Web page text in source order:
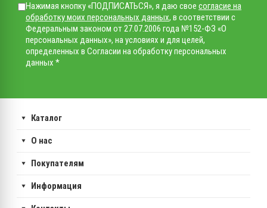
Нажимая кнопку «ПОДПИСАТЬСЯ», я даю свое согласие на
обработку моих персональных данных, в соответствии с
Федеральным законом от 27.07.2006 года №152-ФЗ «О
персональных данных», на условиях и для целей,
определенных в Согласии на обработку персональных
данных *
Каталог
О нас
Покупателям
Информация